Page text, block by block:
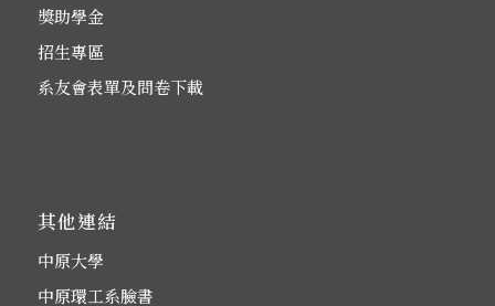
獎助學金
招生專區
系友會表單及問卷下載
其他連結
中原大學
中原環工系臉書